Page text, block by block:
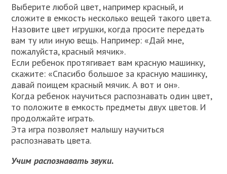
Выберите любой цвет, например красный, и
сложите в емкость несколько вещей такого цвета.
Назовите цвет игрушки, когда просите передать
вам ту или иную вещь. Например: «Дай мне,
пожалуйста, красный мячик».
Если ребенок протягивает вам красную машинку,
скажите: «Спасибо большое за красную машинку,
давай поищем красный мячик. А вот и он».
Когда ребенок научиться распознавать один цвет,
то положите в емкость предметы двух цветов. И
продолжайте играть.
Эта игра позволяет малышу научиться
распознавать цвета.
Учим распознавать звуки.